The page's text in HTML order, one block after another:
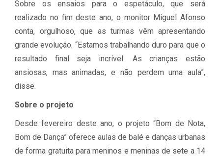
Sobre os ensaios para o espetáculo, que será
realizado no fim deste ano, o monitor Miguel Afonso
conta, orgulhoso, que as turmas vêm apresentando
grande evolução. “Estamos trabalhando duro para que o
resultado final seja incrível. As crianças estão
ansiosas, mas animadas, e não perdem uma aula”,
disse.
Sobre o projeto
Desde fevereiro deste ano, o projeto “Bom de Nota,
Bom de Dança” oferece aulas de balé e danças urbanas
de forma gratuita para meninos e meninas de sete a 14